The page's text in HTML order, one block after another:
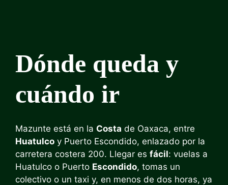
Dónde queda y
cuándo ir
Mazunte está en la Costa de Oaxaca, entre
Huatulco y Puerto Escondido, enlazado por la
carretera costera 200. Llegar es fácil: vuelas a
Huatulco o Puerto Escondido, tomas un
colectivo o un taxi y, en menos de dos horas, ya